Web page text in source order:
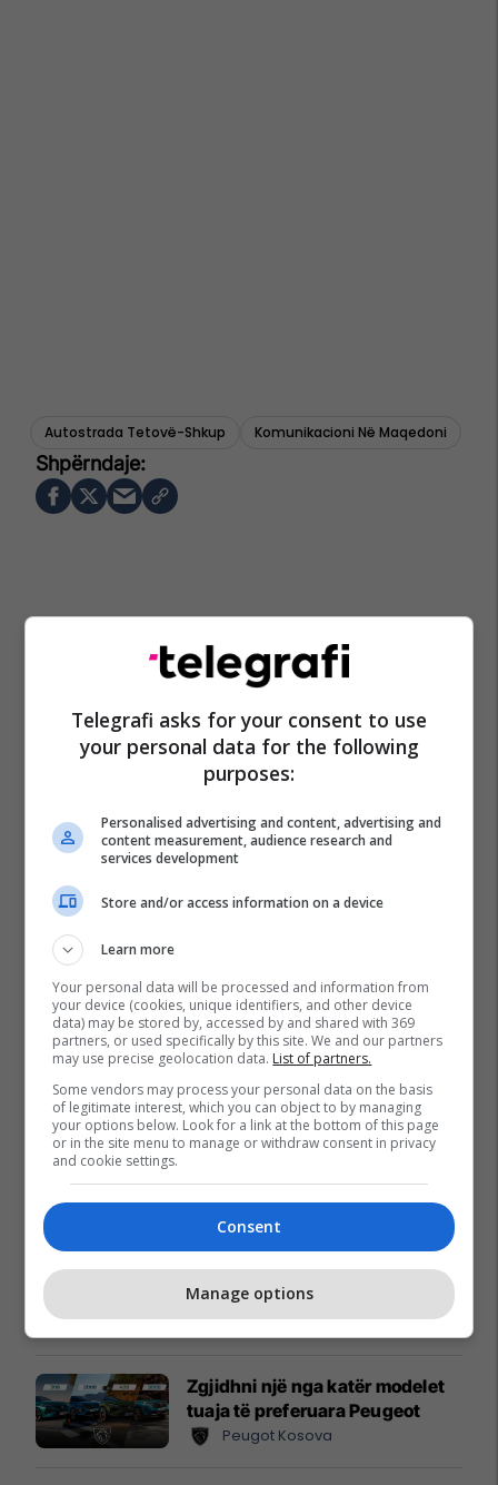
Autostrada Tetovë-Shkup Komunikacioni Në Maqedoni
Promo Reklamo këtu
Këtë herë me kartelë
gërvishtëse plotësisht digjitale
dhe mbi 40 mijë shpërblime
instant!Meridian
Zgjidhni një nga katër modelet
tuaja të preferuara Peugeot
Peugot Kosova
Telegrafi asks for your consent to use
your personal data for the following
purposes:
Personalised advertising and content, advertising and
content measurement, audience research and
services development
Store and/or access information on a device
Learn more
Your personal data will be processed and information from
your device (cookies, unique identifiers, and other device
data) may be stored by, accessed by and shared with 369
partners, or used specifically by this site. We and our partners
may use precise geolocation data. List of partners.
Some vendors may process your personal data on the basis
of legitimate interest, which you can object to by managing
your options below. Look for a link at the bottom of this page
or in the site menu to manage or withdraw consent in privacy
and cookie settings.
Consent
Manage options